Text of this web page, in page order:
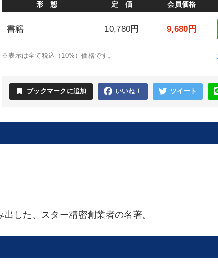
形 態 定 価 会員価格
書籍 10,780円 9,680円
※表示は全て税込（10%）価格です。
bookmark ブックマークに追加 いいね！ ツイート
した、スター精密創業者の名著。